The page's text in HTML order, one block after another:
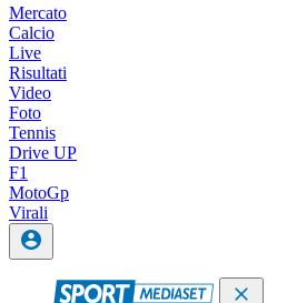
Mercato
Calcio
Live
Risultati
Video
Foto
Tennis
Drive UP
F1
MotoGp
Virali